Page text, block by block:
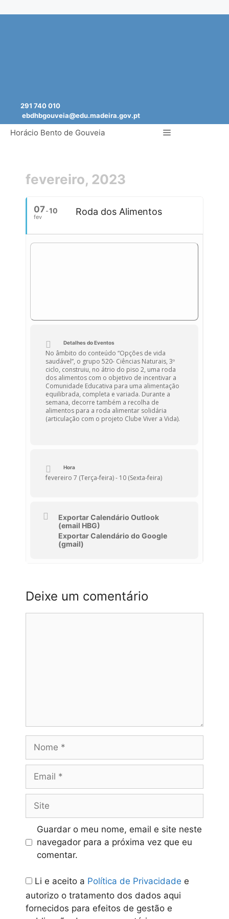
291 740 010
ebdhbgouveia@edu.madeira.gov.pt
Horácio Bento de Gouveia Menu
fevereiro, 2023
07
fev
10 Roda dos Alimentos
Detalhes do Eventos
No âmbito do conteúdo “Opções de vida
saudável”, o grupo 520- Ciências Naturais, 3º
ciclo, construiu, no átrio do piso 2, uma roda
dos alimentos com o objetivo de incentivar a
Comunidade Educativa para uma alimentação
equilibrada, completa e variada. Durante a
semana, decorre também a recolha de
alimentos para a roda alimentar solidária
(articulação com o projeto Clube Viver a Vida).
Hora
fevereiro 7 (Terça-feira) - 10 (Sexta-feira)
Exportar Calendário Outlook
(email HBG)
Exportar Calendário do Google
(gmail)
Deixe um comentário
Nome
Email
Site
Guardar o meu nome, email e site neste
navegador para a próxima vez que eu
comentar.
Li e aceito a Política de Privacidade e
autorizo o tratamento dos dados aqui
fornecidos para efeitos de gestão e